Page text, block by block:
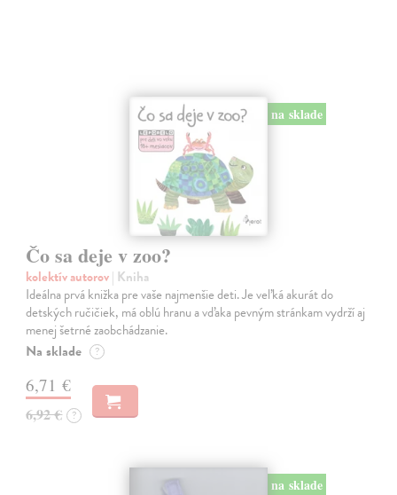
na sklade
Čo sa deje v zoo?
kolektív autorov| Kniha
Ideálna prvá knižka pre vaše najmenšie deti. Je veľká akurát do
detských ručičiek, má oblú hranu a vďaka pevným stránkam vydrží aj
menej šetrné zaobchádzanie.
Na sklade ?
6,71 €
6,92 € ?
na sklade